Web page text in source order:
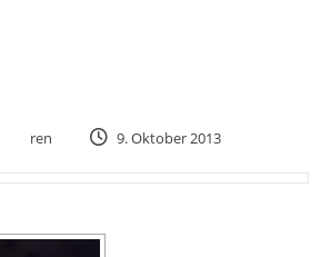
ren 9. Oktober 2013